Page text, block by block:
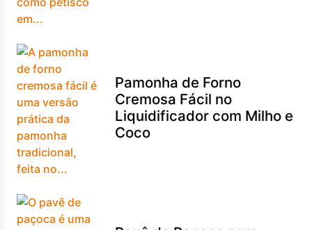
Pamonha de Forno
Cremosa Fácil no
Liquidificador com Milho e
Coco